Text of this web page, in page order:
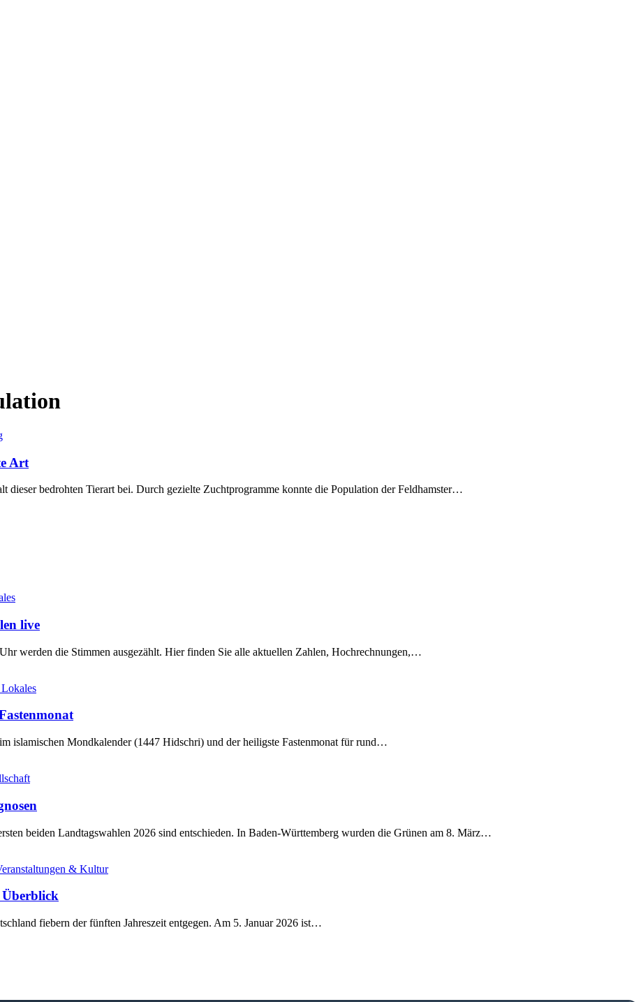
Art
bedrohten Tierart bei. Durch gezielte Zuchtprogramme konnte die Population der Feldhamster…
live
werden die Stimmen ausgezählt. Hier finden Sie alle aktuellen Zahlen, Hochrechnungen,…
Lokales
islamischen Mondkalender (1447 Hidschri) und der heiligste Fastenmonat für rund…
beiden Landtagswahlen 2026 sind entschieden. In Baden-Württemberg wurden die Grünen am 8. März…
& Kultur
Überblick
fiebern der fünften Jahreszeit entgegen. Am 5. Januar 2026 ist…